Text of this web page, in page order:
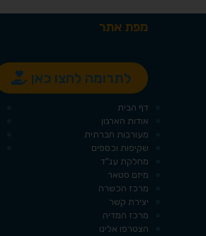
מפת אתר
לתרומה לחצו כאן
דף הבית
אודות הארגון
מעורבות חברתית
שקיפות וכספים
מחלקת ענ"ד
מיזם סטאר
מרכז הכשרה
יצירת קשר
מרכז המדיה
הצטרפו אלינו